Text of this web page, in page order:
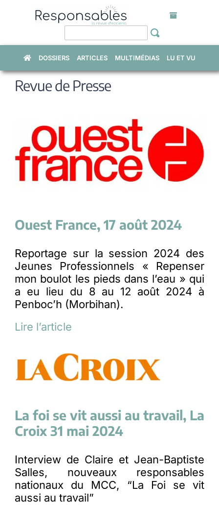
DOSSIERS ARTICLES MULTIMÉDIAS LU ET VU
Revue de Presse
Ouest France, 17 août 2024
Reportage sur la session 2024 des
Jeunes Professionnels « Repenser
mon boulot les pieds dans l’eau » qui
a eu lieu du 8 au 12 août 2024 à
Penboc’h (Morbihan).
Lire l’article
La foi se vit aussi au travail, La
Croix 31 mai 2024
Interview de Claire et Jean-Baptiste
Salles, nouveaux responsables
nationaux du MCC, “La Foi se vit
aussi au travail”